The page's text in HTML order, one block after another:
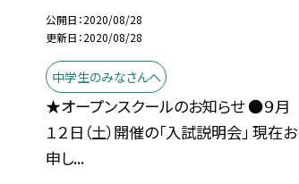
公開日 2020/08/28
更新日 2020/08/28
中学生のみなさんへ
★オープンスクールのお知らせ ●９月
１２日（土）開催の「入試説明会」 現在お
申し...